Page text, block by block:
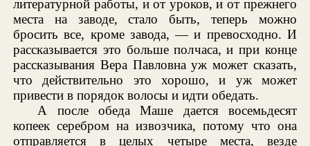
литературной работы, и от уроков, и от прежнего
места на заводе, стало быть, теперь можно
бросить все, кроме завода, — и превосходно. И
рассказывается это больше полчаса, и при конце
рассказывания Вера Павловна уж может сказать,
что действительно это хорошо, и уж может
привести в порядок волосы и идти обедать.
А после обеда Маше дается восемьдесят
копеек серебром на извозчика, потому что она
отправляется в целых четыре места, везде